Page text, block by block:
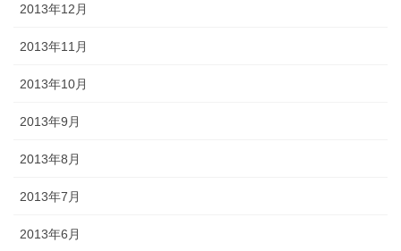
2013年12月
2013年11月
2013年10月
2013年9月
2013年8月
2013年7月
2013年6月